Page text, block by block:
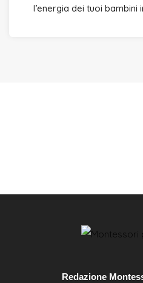
l’energia dei tuoi
Redazione